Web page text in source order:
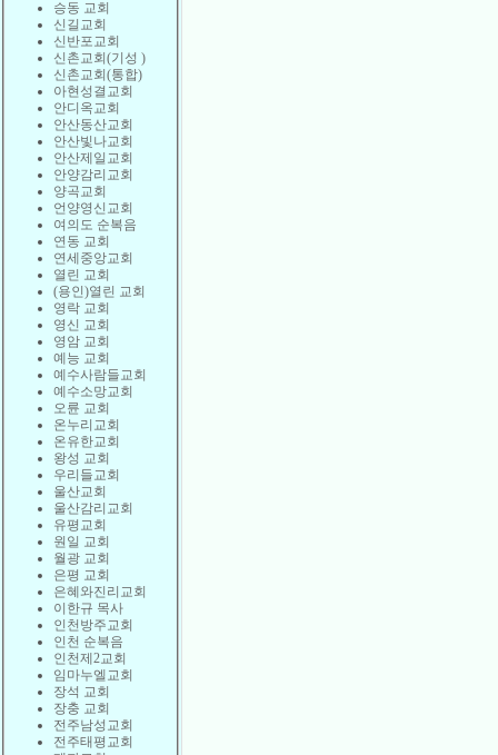
승동 교회
신길교회
신반포교회
신촌교회(기성 )
신촌교회(통합)
아현성결교회
안디옥교회
안산동산교회
안산빛나교회
안산제일교회
안양감리교회
양곡교회
언양영신교회
여의도 순복음
연동 교회
연세중앙교회
열린 교회
(용인)열린 교회
영락 교회
영신 교회
영암 교회
예능 교회
예수사람들교회
예수소망교회
오륜 교회
온누리교회
온유한교회
왕성 교회
우리들교회
울산교회
울산감리교회
유평교회
원일 교회
월광 교회
은평 교회
은혜와진리교회
이한규 목사
인천방주교회
인천 순복음
인천제2교회
임마누엘교회
장석 교회
장충 교회
전주남성교회
전주태평교회